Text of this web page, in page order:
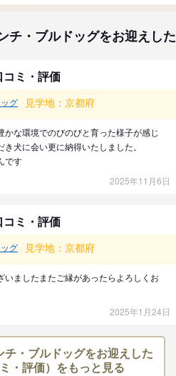
チ・ブルドッグをお迎えし
コミ・評価
グ 見学地：京都府
な環境でのびのびと育った様子が感じ
犬に会い更に納得いたしました。
です
2025年11月6日
コミ・評価
グ 見学地：京都府
いましたまたご縁があったらよろしくお
2025年1月24日
・ブルドッグをお迎えした
・評価）をもっと見る